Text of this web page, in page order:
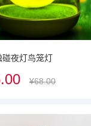
碰夜灯鸟笼灯
¥68.00